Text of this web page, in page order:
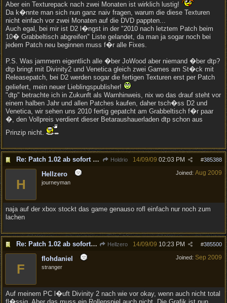
Aber ein Texturepack nach zwei Monaten ist wirklich lustig!
Da k�nnte man sich nun ganz naiv fragen, warum die diese Texturen
nicht einfach vor zwei Monaten auf die DVD pappten...
Auch egal, bei mir ist D2 l�ngst in der "2010 nach letztem Patch beim
10� Grabbeltisch abgreifen" Liste gelandet, da man ja sogar noch bei
jedem Patch neu beginnen muss f�r alle Fixes.
P.S. Was jammern eigentlich alle �ber JoWood aber niemand �ber dtp?
dtp bringt mit Divinity2 und Venetica gleich zwei Games am St�ck mit
Releasepatch, bei D2 werden sogar die fertigen Texturen erst per Patch
geliefert, mein neuer Lieblingspublisher!
"dtp" betrachte ich in Zukunft als Warnhinweis, nix wo das drauf steht vor
einem halben Jahr und allen Patches kaufen, daher tsch�ss D2 und
Venetica, wir sehen uns 2010 fertig gepatcht am Grabbeltisch f�r paar
�, den Vollpreis verdient dieser Betaraushauerladen dtp schon aus
Prinzip nicht.
Re: Patch 1.02 ab sofort erh�ltlich! Holdrio #385388
14/09/09 02:03 PM
Joined: Aug 2009
H
Hellzero
journeyman
naja auf der xbox stockt das game genauso rofl einfach nur noch zum
lachen
Re: Patch 1.02 ab sofort erh�ltlich! Hellzero #385500
14/09/09 10:23 PM
Joined: Sep 2009
F
flohdaniel
stranger
Auf meinem PC l�uft Divinity 2 nach wie vor okay, wenn auch nicht total